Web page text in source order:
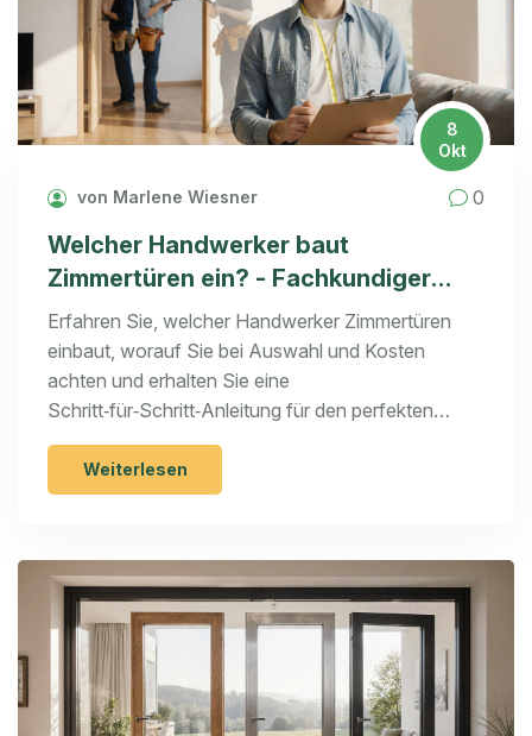
8
Okt
von Marlene Wiesner 0
Welcher Handwerker baut
Zimmertüren ein? - Fachkundiger
Überblick
Erfahren Sie, welcher Handwerker Zimmertüren
einbaut, worauf Sie bei Auswahl und Kosten
achten und erhalten Sie eine
Schritt‑für‑Schritt‑Anleitung für den perfekten
Einbau.
Weiterlesen